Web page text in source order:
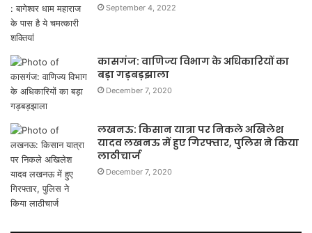
September 4, 2022
कासगंज: वाणिज्य विभाग के अधिकारियों का
बड़ा गड़बड़झाला
December 7, 2020
लखनऊ: किसान यात्रा पर निकले अखिलेश
यादव लखनऊ में हुए गिरफ्तार, पुलिस ने किया
लाठीचार्ज
December 7, 2020